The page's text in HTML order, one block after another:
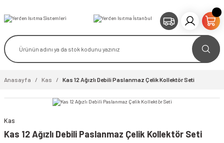
Anasayfa Kas Kas 12 Ağızlı Debili Paslanmaz Çelik Kollektör Seti
Kas
Kas 12 Ağızlı Debili Paslanmaz Çelik Kollektör Seti